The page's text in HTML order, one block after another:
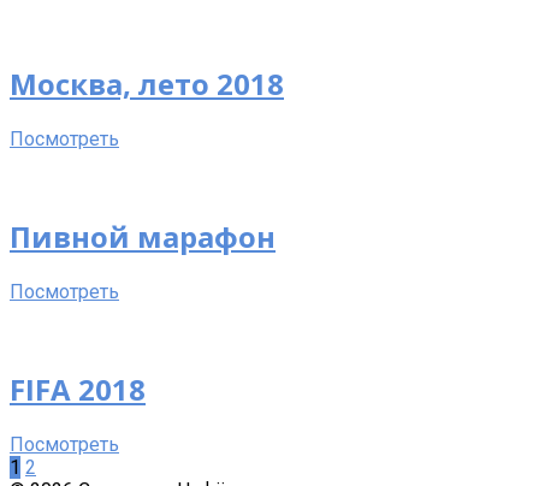
Москва, лето 2018
Посмотреть
Пивной марафон
Посмотреть
FIFA 2018
Посмотреть
Пагинация
1 2